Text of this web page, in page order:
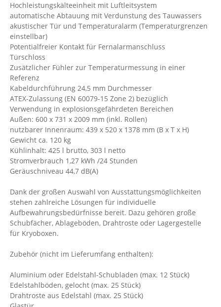
Hochleistungskälteeinheit mit Luftleitsystem
automatische Abtauung mit Verdunstung des Tauwassers
akustischer Tür und Temperaturalarm (Temperaturgrenzen
einstellbar)
Potentialfreier Kontakt für Fernalarmanschluss
Türschloss
Zusätzlicher Fühler zur Temperaturmessung in einer
Referenz
Kabeldurchführung 24,5 mm Durchmesser
ATEX-Zulassung (EN 60079-15 Zone 2) bezüglich
Verwendung in explosionsgefährdeten Bereichen
Außen: 600 x 731 x 2009 mm (inkl. Rollen)
nutzbarer Innenraum: 439 x 520 x 1378 mm (B x T x H)
Gewicht ca. 120 kg
Kühlinhalt: 425 l brutto, 303 l netto
Stromverbrauch 1,27 kWh /24 Stunden
Geräuschniveau 44,7 dB(A)
Dank der großen Auswahl von Ausstattungsmöglichkeiten
stehen zahlreiche Lösungen für individuelle
Aufbewahrungsbedürfnisse bereit. Dazu gehören große
Schubfächer, Ablageböden, Drahtroste oder Lagergestelle
für Kryoboxen.
Zubehör (nicht im Lieferumfang enthalten):
Aluminium oder Edelstahl-Schubladen (max. 12 Stück)
Edelstahlböden, gelocht (max. 25 Stück)
Drahtroste aus Edelstahl (max. 25 Stück)